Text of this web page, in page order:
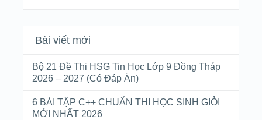
Bài viết mới
Bộ 21 Đề Thi HSG Tin Học Lớp 9 Đồng Tháp
2026 – 2027 (Có Đáp Án)
6 BÀI TẬP C++ CHUẨN THI HỌC SINH GIỎI
MỚI NHẤT 2026